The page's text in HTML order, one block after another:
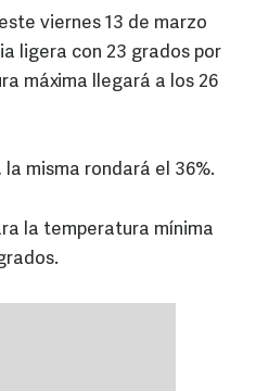
viernes 13 de marzo
ligera con 23 grados por
máxima llegará a los 26
la misma rondará el 36%.
la temperatura mínima